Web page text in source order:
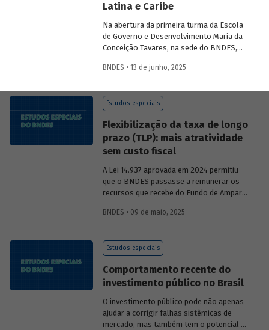
Latina e Caribe
Na abertura da primeira turma da Escola
de Governo e Desenvolvimento Maria da
Conceição Tavares, na sede do BNDES,
José Manuel Salazar-Xirinachs, Secretário
Ministra de Gestão e Inovação para o
Setor Público debatarem um novo
região.
BNDES • 13 de junho, 2025
Estudos especiais
Flexibilização da taxa de longo
prazo (TLP): mais atratividade
sem custo fiscal
A Lei 14.937 aprovada em 2024 permitiu
que o BNDES passasse a remunerar os
recursos que recebe do Fundo de Amparo
quanto por taxas nominais prefixadas de
impacto dessa mudança na atratividade
do apoio do BNDES.
BNDES • 09 de maio, 2025
Estudos especiais
Comportamento recente do
investimento público no Brasil
O investimento público pode não apenas
ajudar a corrigir falhas sistêmicas de
mercado, mas também tem o potencial de